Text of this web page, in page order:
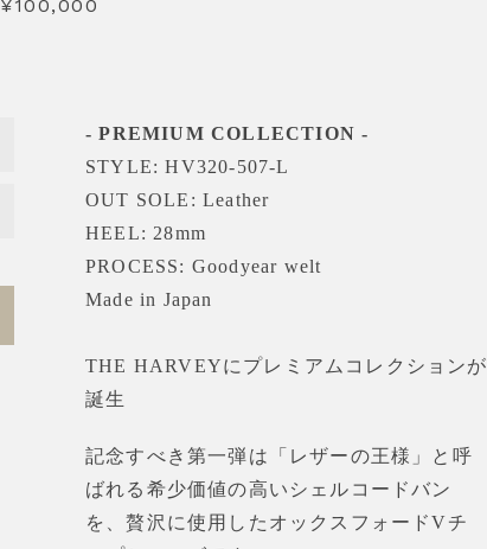
一
る
価
¥100,000
- PREMIUM COLLECTION -
STYLE: HV320-507-L
OUT SOLE: Leather
HEEL: 28mm
PROCESS: Goodyear welt
Made in Japan
THE HARVEYにプレミアムコレクションが
誕生
記念すべき第一弾は「レザーの王様」と呼
ばれる希少価値の高いシェルコードバン
を、贅沢に使用したオックスフォードVチ